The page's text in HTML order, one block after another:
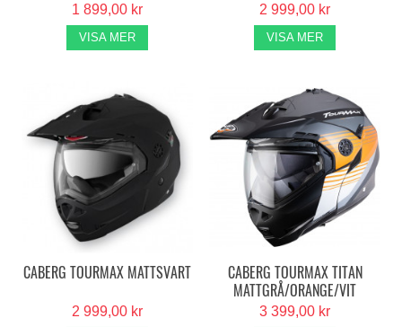
1 899,00 kr
VISA MER
2 999,00 kr
VISA MER
CABERG TOURMAX MATTSVART
2 999,00 kr
CABERG TOURMAX TITAN
MATTGRÅ/ORANGE/VIT
3 399,00 kr